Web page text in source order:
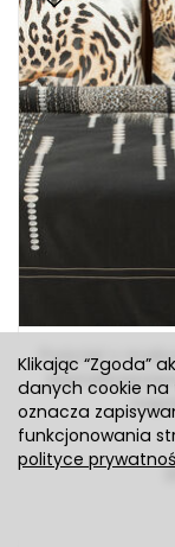
Pościel z
Klikając “Zgoda”
danych cookie na
oznacza
funkcjonowania
polityce